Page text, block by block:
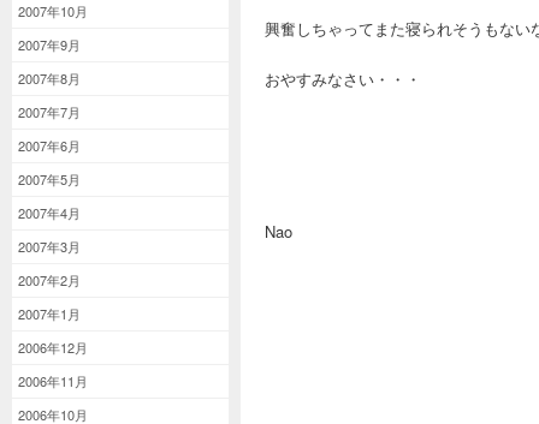
2007年10月
2007年9月
2007年8月
2007年7月
2007年6月
2007年5月
2007年4月
2007年3月
2007年2月
2007年1月
2006年12月
2006年11月
2006年10月
興奮しちゃってまた寝られそうもない
おやすみなさい・・・
Nao